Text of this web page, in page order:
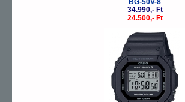
BG-50V-8
34.990,- Ft
24.500,- Ft